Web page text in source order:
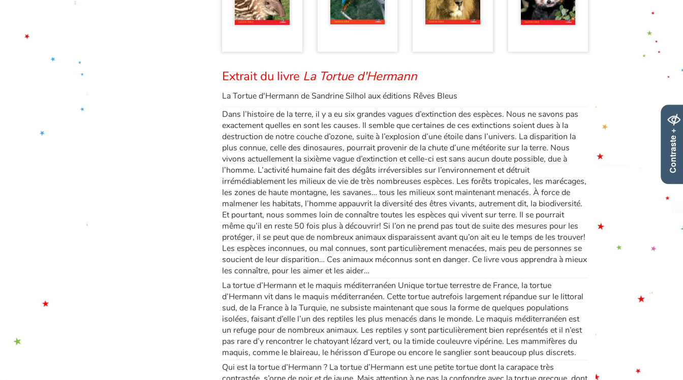
Contraste +
Extrait du livre La Tortue d'Hermann
La Tortue d'Hermann de Sandrine Silhol aux éditions Rêves Bleus
Dans l’histoire de la terre, il y a eu six grandes vagues d’extinction des espèces. Nous ne savons pas
exactement quelles en sont les causes. Il semble que certaines de ces extinctions soient dues à la
destruction de notre couche d’ozone, suite à l’explosion d’une étoile dans l’univers. La disparition la
plus connue, celle des dinosaures, pourrait provenir de la chute d’une météorite sur la terre. Nous
vivons actuellement la sixième vague d’extinction et celle-ci est sans aucun doute possible, due à
l’homme. L’activité humaine fait des dégâts irréversibles sur l’environnement et détruit
irrémédiablement les milieux de vie de très nombreuses espèces. Les forêts tropicales, les marécages,
les zones de haute montagne, les savanes… tous les milieux sont maintenant menacés. À force de
malmener les habitats, l’homme appauvrit la diversité des êtres vivants, autrement dit, la biodiversité.
Et pourtant, nous sommes loin de connaître toutes les espèces qui vivent sur terre. Il se pourrait
même qu’il en reste 50 fois plus à découvrir! Si l’on ne prend pas tout de suite des mesures pour les
protéger, il se peut que de nombreux animaux disparaissent avant qu’on ait eu le temps de les trouver!
Les espèces inconnues, ou mal connues, sont particulièrement menacées, mais peu de personnes se
soucient de leur disparition… Ces animaux méconnus sont en danger. Ce livre vous apprendra à mieux
les connaître, pour les aimer et les aider…
La tortue d’Hermann et le maquis méditerranéen Unique tortue terrestre de France, la tortue
d’Hermann vit dans le maquis méditerranéen. Cette tortue autrefois largement répandue sur le littoral
sud, de la France à la Turquie, ne subsiste maintenant que sous la forme de quelques populations
isolées, faisant d’elle l’un des reptiles les plus menacés dans le monde. Le maquis méditerranéen est
un refuge pour de nombreux animaux. Les reptiles y sont particulièrement bien représentés et il n’est
pas rare d’y rencontrer le chatoyant lézard vert, ou la timide couleuvre vipérine. Les mammifères du
maquis, comme le blaireau, le hérisson d’Europe ou encore le sanglier sont beaucoup plus discrets.
Qui est la tortue d’Hermann ? La tortue d’Hermann est une petite tortue dont la carapace très